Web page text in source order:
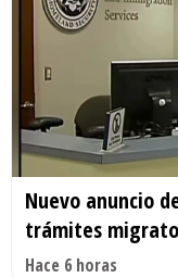
Nuevo anuncio
trámites
Hace 6 horas